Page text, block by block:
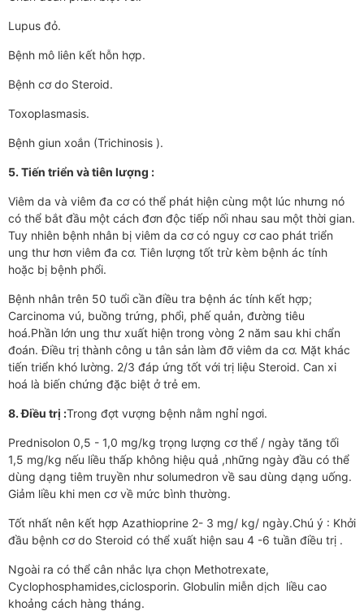
Lupus đỏ.
Bệnh mô liên kết hỗn hợp.
Bệnh cơ do Steroid.
Toxoplasmasis.
Bệnh giun xoắn (Trichinosis ).
5. Tiến triển và tiên lượng :
Viêm da và viêm đa cơ có thể phát hiện cùng một lúc nhưng nó
có thể bắt đầu một cách đơn độc tiếp nối nhau sau một thời gian.
Tuy nhiên bệnh nhân bị viêm da cơ có nguy cơ cao phát triển
ung thư hơn viêm đa cơ. Tiên lượng tốt trừ kèm bệnh ác tính
hoặc bị bệnh phổi.
Bệnh nhân trên 50 tuổi cần điều tra bệnh ác tính kết hợp;
Carcinoma vú, buồng trứng, phổi, phế quản, đường tiêu
hoá.Phần lớn ung thư xuất hiện trong vòng 2 năm sau khi chẩn
đoán. Điều trị thành công u tân sản làm đỡ viêm da cơ. Mặt khác
tiến triển khó lường. 2/3 đáp ứng tốt với trị liệu Steroid. Can xi
hoá là biến chứng đặc biệt ở trẻ em.
8. Điều trị :Trong đợt vượng bệnh nằm nghỉ ngơi.
Prednisolon 0,5 - 1,0 mg/kg trọng lượng cơ thể / ngày tăng tối
1,5 mg/kg nếu liều thấp không hiệu quả ,những ngày đầu có thể
dùng dạng tiêm truyền như solumedron về sau dùng dạng uống.
Giảm liều khi men cơ về mức bình thường.
Tốt nhất nên kết hợp Azathioprine 2- 3 mg/ kg/ ngày.Chú ý : Khởi
đầu bệnh cơ do Steroid có thể xuất hiện sau 4 -6 tuần điều trị .
Ngoài ra có thể cân nhắc lựa chọn Methotrexate,
Cyclophosphamides,ciclosporin. Globulin miễn dịch liều cao
khoảng cách hàng tháng.